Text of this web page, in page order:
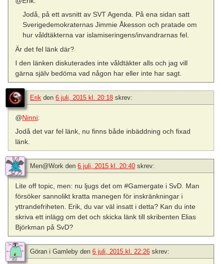
Jodå, på ett avsnitt av SVT Agenda. På ena sidan satt
Sverigedemokraternas Jimmie Åkesson och pratade om
hur våldtäkterna var islamiseringens/invandrarnas fel.
Är det fel länk där?
I den länken diskuterades inte våldtäkter alls och jag vill
gärna själv bedöma vad någon har eller inte har sagt.
Erik den 6 juli, 2015 kl. 20:18 skrev:
@Ninni:
Jodå det var fel länk, nu finns både inbäddning och fixad
länk.
Men@Work den 6 juli, 2015 kl. 20:40 skrev:
Lite off topic, men: nu ljugs det om #Gamergate i SvD. Man
försöker sannolikt kratta manegen för inskränkningar i
yttrandefriheten. Erik, du var väl insatt i detta? Kan du inte
skriva ett inlägg om det och skicka länk till skribenten Elias
Björkman på SvD?
Göran i Gamleby den 6 juli, 2015 kl. 22:26 skrev: